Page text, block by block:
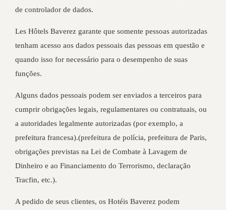
de controlador de dados.
Les Hôtels Baverez garante que somente pessoas autorizadas
tenham acesso aos dados pessoais das pessoas em questão e
quando isso for necessário para o desempenho de suas
funções.
Alguns dados pessoais podem ser enviados a terceiros para
cumprir obrigações legais, regulamentares ou contratuais, ou
a autoridades legalmente autorizadas (por exemplo, a
prefeitura francesa).(prefeitura de polícia, prefeitura de Paris,
obrigações previstas na Lei de Combate à Lavagem de
Dinheiro e ao Financiamento do Terrorismo, declaração
Tracfin, etc.).
A pedido de seus clientes, os Hotéis Baverez podem